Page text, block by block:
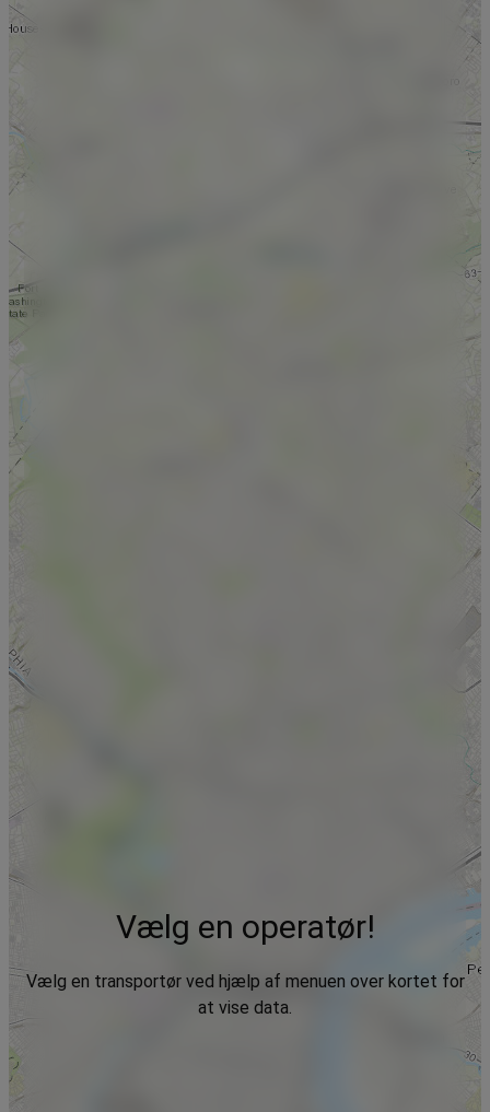
Vælg en operatør!
Vælg en transportør ved hjælp af menuen over kortet for
at vise data.